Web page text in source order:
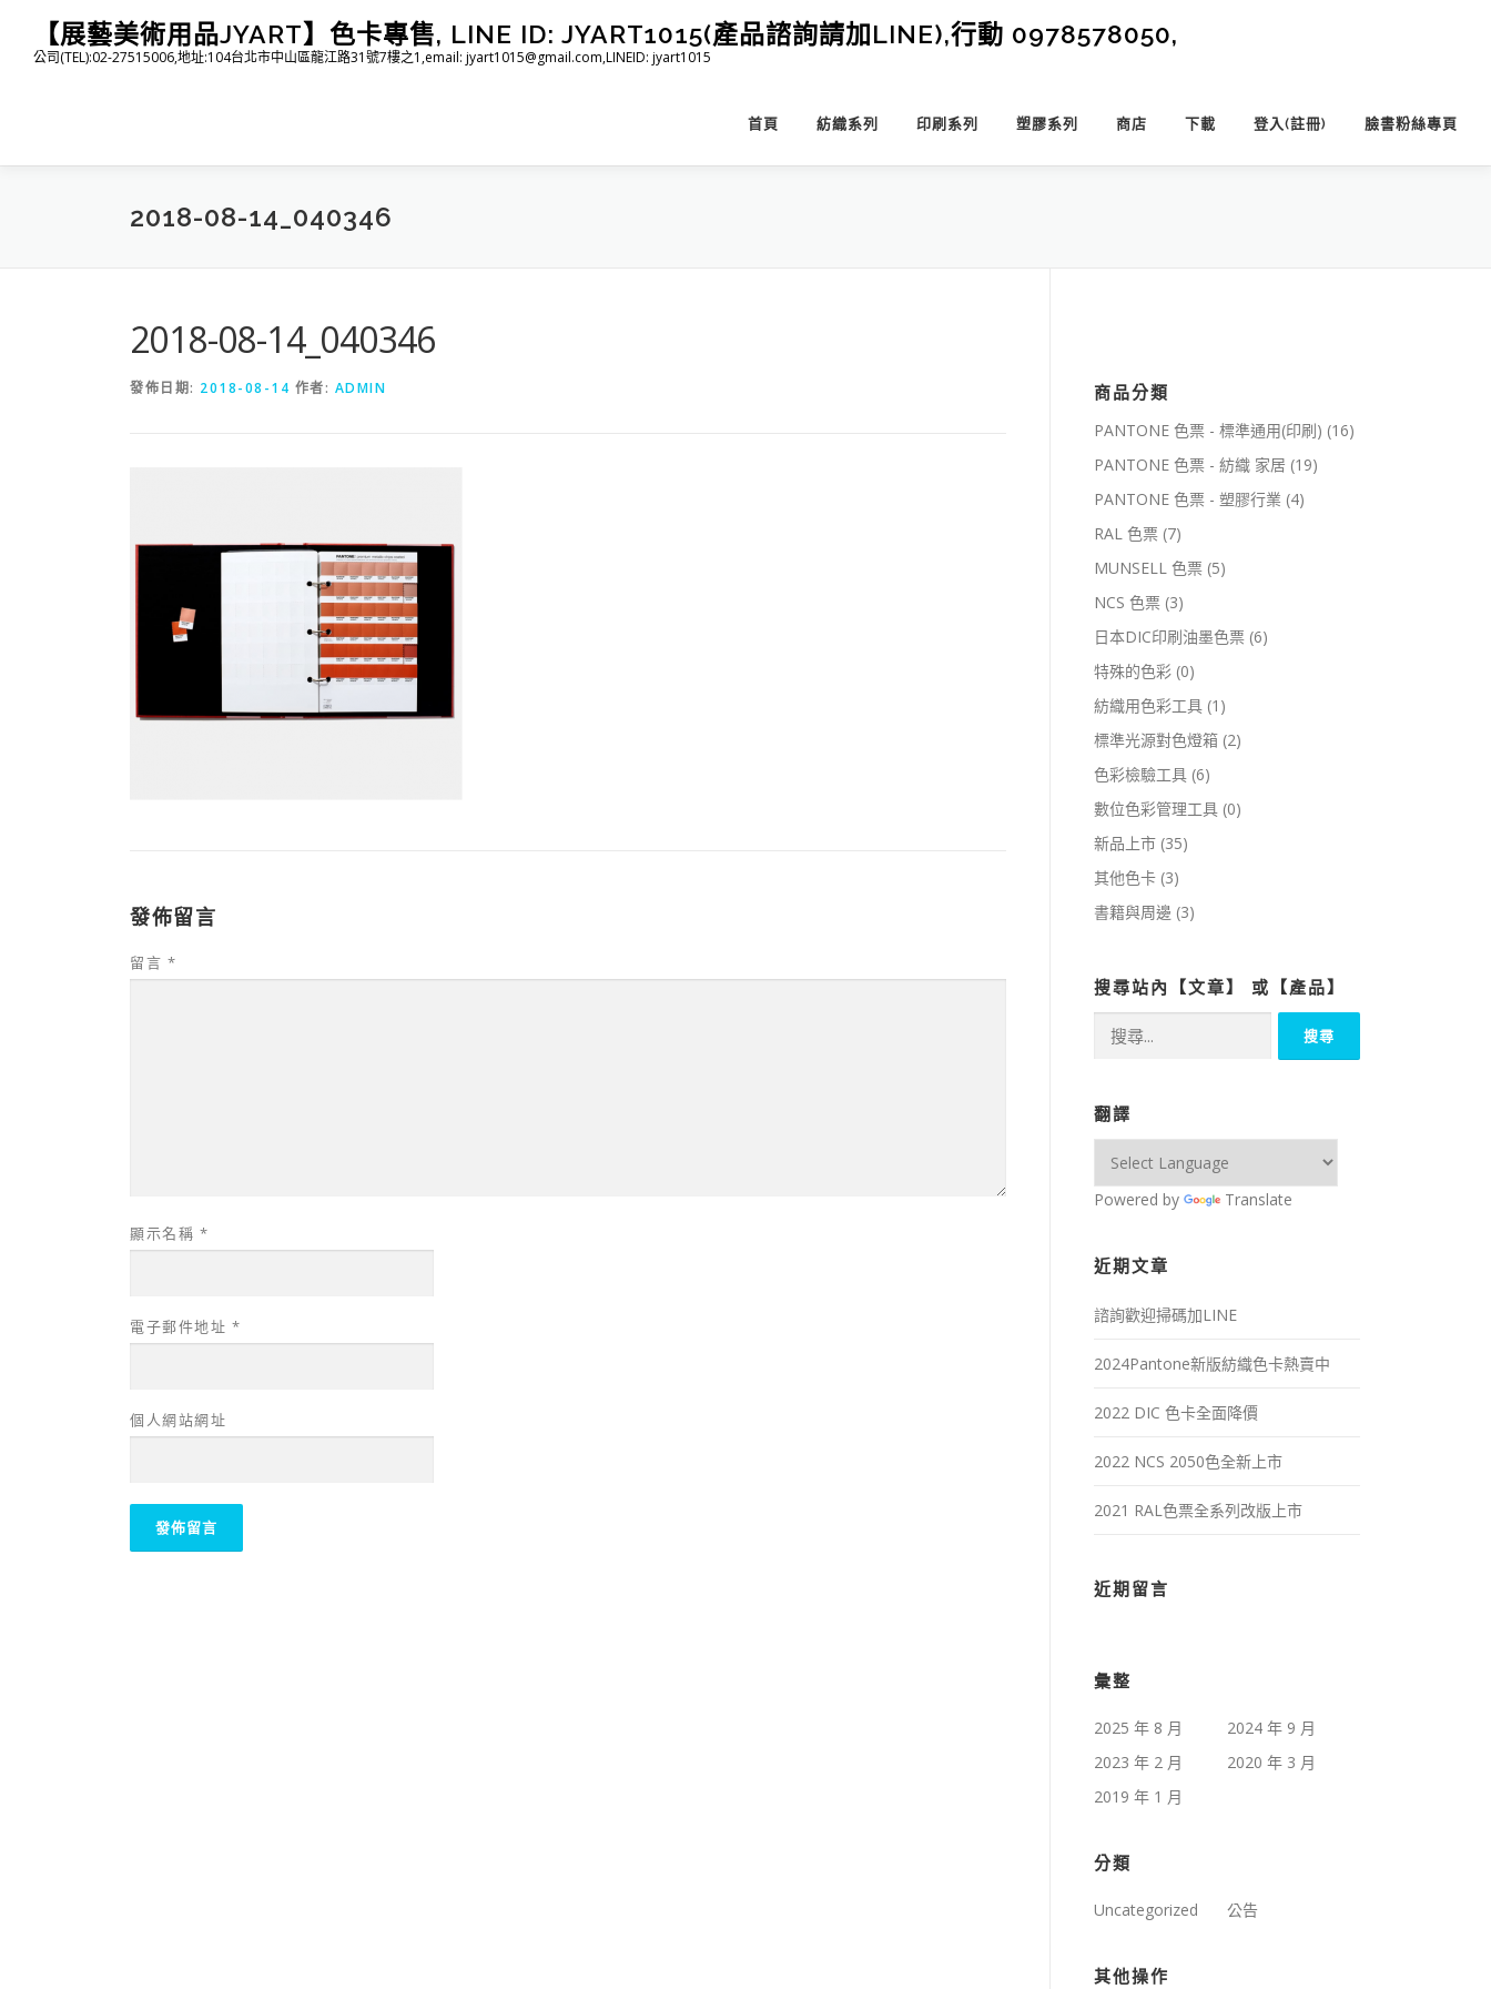
【展藝美術用品JYART】色卡專售, LINE ID: JYART1015(產品諮詢請加LINE),行動 0978578050,
公司(TEL):02-27515006,地址:104台北市中山區龍江路31號7樓之1,email: jyart1015@gmail.com,LINEID: jyart1015
首頁 紡織系列 印刷系列 塑膠系列 商店 下載 登入(註冊) 臉書粉絲專頁
2018-08-14_040346
2018-08-14_040346
發佈日期: 2018-08-14 作者: ADMIN
發佈留言
留言 *
顯示名稱 *
電子郵件地址 *
個人網站網址
商品分類
PANTONE 色票 - 標準通用(印刷) (16)
PANTONE 色票 - 紡織 家居 (19)
PANTONE 色票 - 塑膠行業 (4)
RAL 色票 (7)
MUNSELL 色票 (5)
NCS 色票 (3)
日本DIC印刷油墨色票 (6)
特殊的色彩 (0)
紡織用色彩工具 (1)
標準光源對色燈箱 (2)
色彩檢驗工具 (6)
數位色彩管理工具 (0)
新品上市 (35)
其他色卡 (3)
書籍與周邊 (3)
搜尋站內【文章】 或【產品】
鍵
字:
翻譯
Powered by Translate
近期文章
諮詢歡迎掃碼加LINE
2024Pantone新版紡織色卡熱賣中
2022 DIC 色卡全面降價
2022 NCS 2050色全新上市
2021 RAL色票全系列改版上市
近期留言
彙整
2025 年 8 月
2024 年 9 月
2023 年 2 月
2020 年 3 月
2019 年 1 月
分類
Uncategorized 公告
其他操作